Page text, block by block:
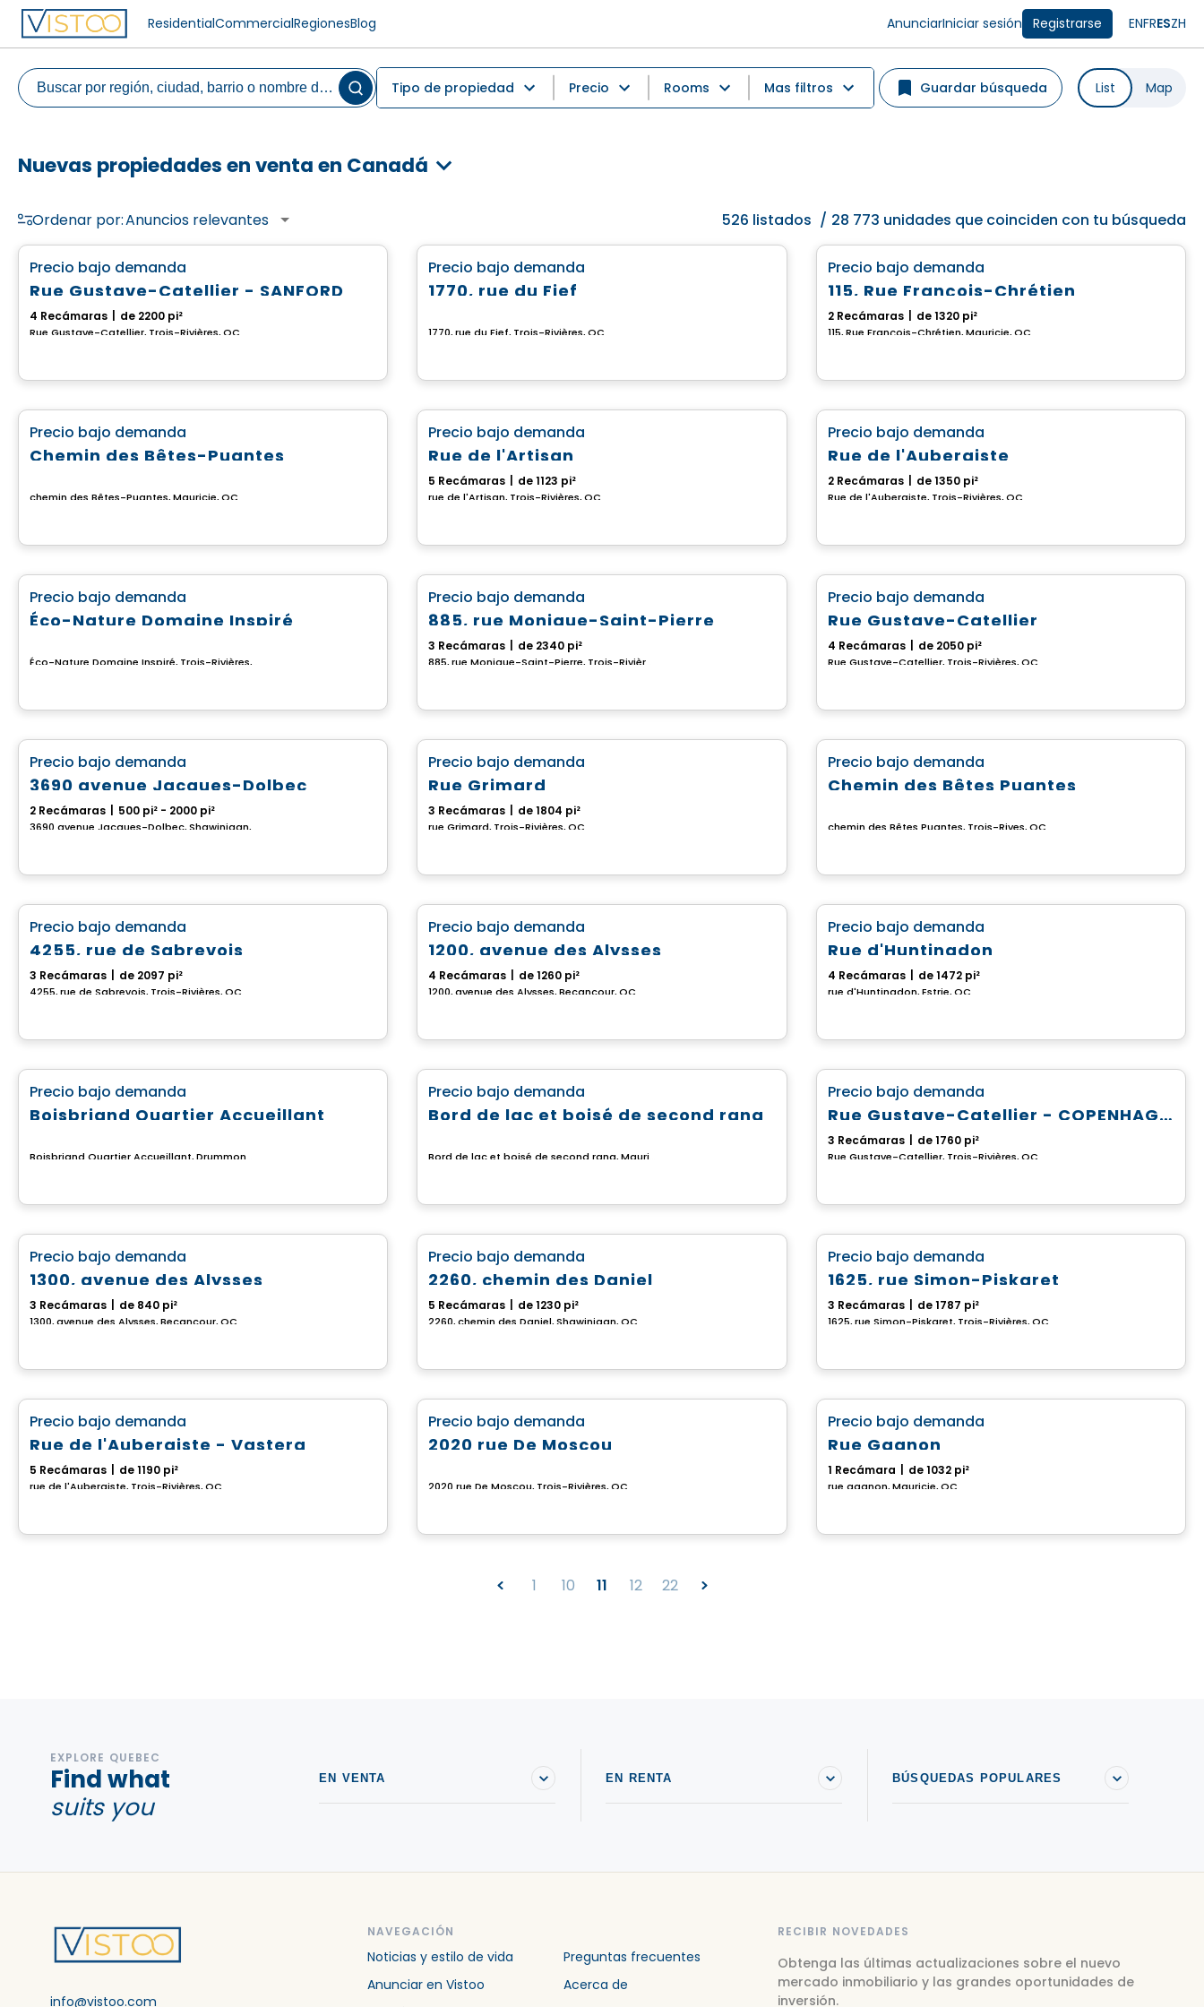
ResidentialCommercialRegionesBlog AnunciarIniciar sesión Registrarse ENFRESZH
Tipo de propiedad Precio Rooms Mas filtros Guardar búsqueda List Map
Nuevas propiedades en venta en Canadá
Ordenar por:Anuncios relevantes 526 listados / 28 773 unidades que coinciden con tu búsqueda
Precio bajo demanda
Rue Gustave-Catellier - SANFORD
4 Recámaras de 2200 pi²
Rue Gustave-Catellier, Trois-Rivières, QC
Terreno
Precio bajo demanda
1770, rue du Fief
1770, rue du Fief, Trois-Rivières, QC
Casa
Precio bajo demanda
115, Rue François-Chrétien
2 Recámaras de 1320 pi²
115, Rue François-Chrétien, Mauricie, QC
Terreno
Precio bajo demanda
Chemin des Bêtes-Puantes
chemin des Bêtes-Puantes, Mauricie, QC
Casa
Precio bajo demanda
Rue de l'Artisan
5 Recámaras de 1123 pi²
rue de l'Artisan, Trois-Rivières, QC
Casa
Precio bajo demanda
Rue de l'Aubergiste
2 Recámaras de 1350 pi²
Rue de l'Aubergiste, Trois-Rivières, QC
Terreno
Precio bajo demanda
Éco-Nature Domaine Inspiré
Casa
Precio bajo demanda
885, rue Monique-Saint-Pierre
3 Recámaras de 2340 pi²
Casa
Precio bajo demanda
Rue Gustave-Catellier
4 Recámaras de 2050 pi²
Rue Gustave-Catellier, Trois-Rivières, QC
Casa
Precio bajo demanda
3690 avenue Jacques-Dolbec
2 Recámaras 500 pi² - 2000 pi²
Casa
Precio bajo demanda
Rue Grimard
3 Recámaras de 1804 pi²
rue Grimard, Trois-Rivières, QC
Terreno
Precio bajo demanda
Chemin des Bêtes Puantes
chemin des Bêtes Puantes, Trois-Rives, QC
Casa
Precio bajo demanda
4255, rue de Sabrevois
3 Recámaras de 2097 pi²
4255, rue de Sabrevois, Trois-Rivières, QC
Casa
Precio bajo demanda
1200, avenue des Alysses
4 Recámaras de 1260 pi²
1200, avenue des Alysses, Becancour, QC
Casa
Precio bajo demanda
Rue d'Huntingdon
4 Recámaras de 1472 pi²
rue d'Huntingdon, Estrie, QC
Terreno
Precio bajo demanda
Boisbriand Quartier Accueillant
Terreno
Precio bajo demanda
Bord de lac et boisé de second rang
Casa
Precio bajo demanda
Rue Gustave-Catellier - COPENHAGUE
3 Recámaras de 1760 pi²
Rue Gustave-Catellier, Trois-Rivières, QC
Casa
Precio bajo demanda
1300, avenue des Alysses
3 Recámaras de 840 pi²
1300, avenue des Alysses, Becancour, QC
Casa
Precio bajo demanda
2260, chemin des Daniel
5 Recámaras de 1230 pi²
2260, chemin des Daniel, Shawinigan, QC
Casa
Precio bajo demanda
1625, rue Simon-Piskaret
3 Recámaras de 1787 pi²
1625, rue Simon-Piskaret, Trois-Rivières, QC
Casa
Precio bajo demanda
Rue de l'Aubergiste - Vastera
5 Recámaras de 1190 pi²
rue de l'Aubergiste, Trois-Rivières, QC
Terreno
Precio bajo demanda
2020 rue De Moscou
2020 rue De Moscou, Trois-Rivières, QC
Casa
Precio bajo demanda
Rue Gagnon
1 Recámara de 1032 pi²
rue gagnon, Mauricie, QC
1 10 11 12 22
EXPLORE QUEBEC
Find what
suits you
EN VENTA EN RENTA BÚSQUEDAS POPULARES
info@vistoo.com
NAVEGACIÓN
Noticias y estilo de vida
Preguntas frecuentes
Anunciar en Vistoo
Acerca de
RECIBIR NOVEDADES
Obtenga las últimas actualizaciones sobre el nuevo
mercado inmobiliario y las grandes oportunidades de
inversión.